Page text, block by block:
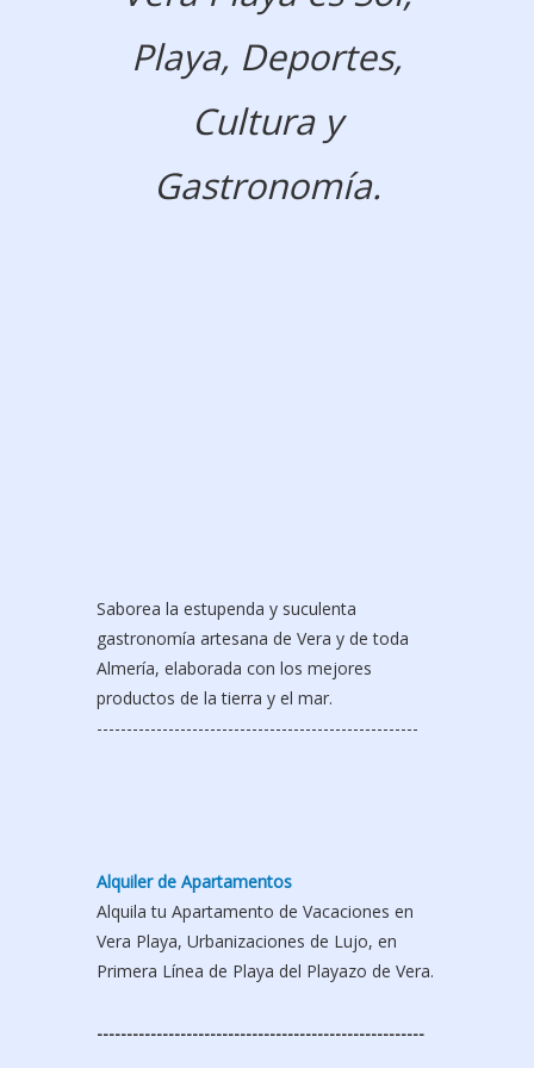
Playa, Deportes,
Cultura y
Gastronomía.
gastronomía artesana de Vera y de toda
Almería, elaborada con los mejores
productos de la tierra y el mar.
------------------------------------------------------
Alquila tu Apartamento de Vacaciones en
Vera Playa, Urbanizaciones de Lujo, en
Primera Línea de Playa del Playazo de Vera.
Ven a disfrutar tus vacaciones en los